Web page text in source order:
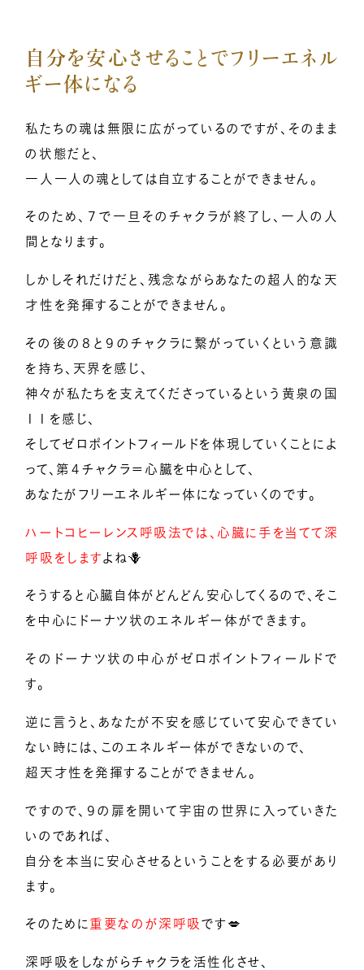
自分を安心させることでフリーエネル
ギー体になる
私たちの魂は無限に広がっているのですが、そのまま
の状態だと、
一人一人の魂としては自立することができません。
そのため、７で一旦そのチャクラが終了し、一人の人
間となります。
しかしそれだけだと、残念ながらあなたの超人的な天
才性を発揮することができません。
その後の８と９のチャクラに繋がっていくという意識
を持ち、天界を感じ、
神々が私たちを支えてくださっているという黄泉の国
１１を感じ、
そしてゼロポイントフィールドを体現していくことによ
って、第４チャクラ＝心臓を中心として、
あなたがフリーエネルギー体になっていくのです。
ハートコヒーレンス呼吸法では、心臓に手を当てて深
呼吸をしますよね🪻
そうすると心臓自体がどんどん安心してくるので、そこ
を中心にドーナツ状のエネルギー体ができます。
そのドーナツ状の中心がゼロポイントフィールドで
す。
逆に言うと、あなたが不安を感じていて安心できてい
ない時には、このエネルギー体ができないので、
超天才性を発揮することができません。
ですので、９の扉を開いて宇宙の世界に入っていきた
いのであれば、
自分を本当に安心させるということをする必要があり
ます。
そのために重要なのが深呼吸です💋
深呼吸をしながらチャクラを活性化させ、